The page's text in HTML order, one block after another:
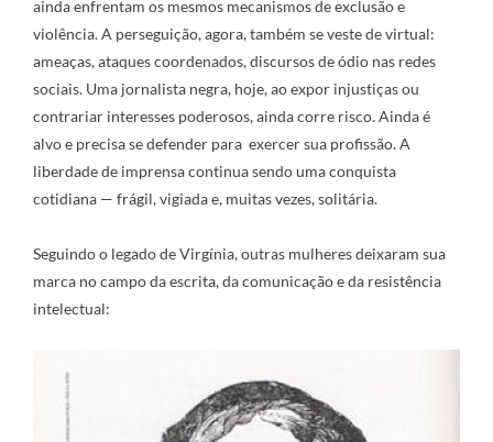
ainda enfrentam os mesmos mecanismos de exclusão e
violência. A perseguição, agora, também se veste de virtual:
ameaças, ataques coordenados, discursos de ódio nas redes
sociais. Uma jornalista negra, hoje, ao expor injustiças ou
contrariar interesses poderosos, ainda corre risco. Ainda é
alvo e precisa se defender para exercer sua profissão. A
liberdade de imprensa continua sendo uma conquista
cotidiana — frágil, vigiada e, muitas vezes, solitária.
Seguindo o legado de Virgínia, outras mulheres deixaram sua
marca no campo da escrita, da comunicação e da resistência
intelectual: